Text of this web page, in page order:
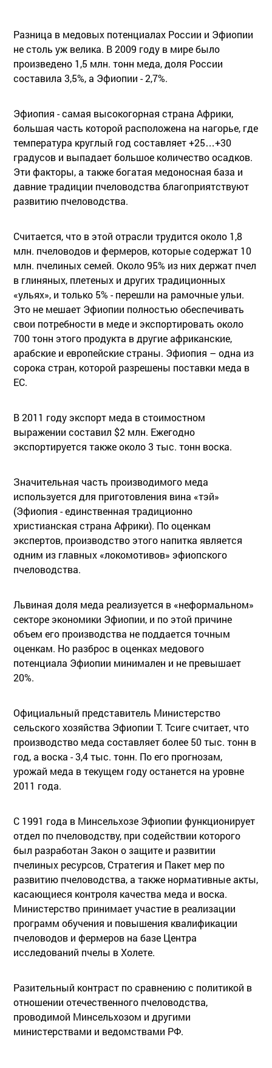
Разница в медовых потенциалах России и Эфиопии
не столь уж велика. В 2009 году в мире было
произведено 1,5 млн. тонн меда, доля России
составила 3,5%, а Эфиопии - 2,7%.
Эфиопия - самая высокогорная страна Африки,
большая часть которой расположена на нагорье, где
температура круглый год составляет +25…+30
градусов и выпадает большое количество осадков.
Эти факторы, а также богатая медоносная база и
давние традиции пчеловодства благоприятствуют
развитию пчеловодства.
Считается, что в этой отрасли трудится около 1,8
млн. пчеловодов и фермеров, которые содержат 10
млн. пчелиных семей. Около 95% из них держат пчел
в глиняных, плетеных и других традиционных
«ульях», и только 5% - перешли на рамочные ульи.
Это не мешает Эфиопии полностью обеспечивать
свои потребности в меде и экспортировать около
700 тонн этого продукта в другие африканские,
арабские и европейские страны. Эфиопия – одна из
сорока стран, которой разрешены поставки меда в
ЕС.
В 2011 году экспорт меда в стоимостном
выражении составил $2 млн. Ежегодно
экспортируется также около 3 тыс. тонн воска.
Значительная часть производимого меда
используется для приготовления вина «тэй»
(Эфиопия - единственная традиционно
христианская страна Африки). По оценкам
экспертов, производство этого напитка является
одним из главных «локомотивов» эфиопского
пчеловодства.
Львиная доля меда реализуется в «неформальном»
секторе экономики Эфиопии, и по этой причине
объем его производства не поддается точным
оценкам. Но разброс в оценках медового
потенциала Эфиопии минимален и не превышает
20%.
Официальный представитель Министерство
сельского хозяйства Эфиопии Т. Тсиге считает, что
производство меда составляет более 50 тыс. тонн в
год, а воска - 3,4 тыс. тонн. По его прогнозам,
урожай меда в текущем году останется на уровне
2011 года.
С 1991 года в Минсельхозе Эфиопии функционирует
отдел по пчеловодству, при содействии которого
был разработан Закон о защите и развитии
пчелиных ресурсов, Стратегия и Пакет мер по
развитию пчеловодства, а также нормативные акты,
касающиеся контроля качества меда и воска.
Министерство принимает участие в реализации
программ обучения и повышения квалификации
пчеловодов и фермеров на базе Центра
исследований пчелы в Холете.
Разительный контраст по сравнению с политикой в
отношении отечественного пчеловодства,
проводимой Минсельхозом и другими
министерствами и ведомствами РФ.